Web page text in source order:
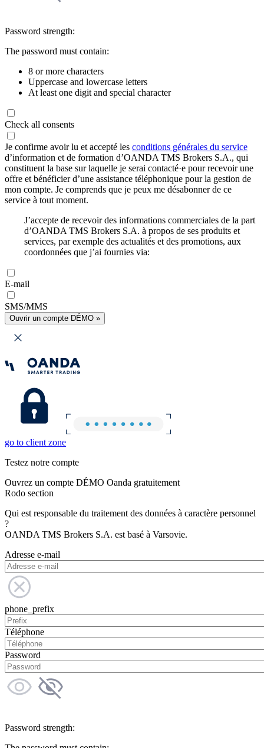
Password strength:
The password must contain:
8 or more characters
Uppercase and lowercase letters
At least one digit and special character
Check all consents
Je confirme avoir lu et accepté les conditions générales du service
d’information et de formation d’OANDA TMS Brokers S.A., qui
constituent la base sur laquelle je serai contacté·e pour recevoir une
offre et bénéficier d’une assistance téléphonique pour la gestion de
mon compte. Je comprends que je peux me désabonner de ce
service à tout moment.
J’accepte de recevoir des informations commerciales de la part
d’OANDA TMS Brokers S.A. à propos de ses produits et
services, par exemple des actualités et des promotions, aux
coordonnées que j’ai fournies via:
E-mail
SMS/MMS
Ouvrir un compte DÉMO »
go to client zone
Testez notre compte
Ouvrez un compte DÉMO Oanda gratuitement
Rodo section
Qui est responsable du traitement des données à caractère personnel
?
OANDA TMS Brokers S.A. est basé à Varsovie.
Adresse e-mail
phone_prefix
Téléphone
Password
Password strength: